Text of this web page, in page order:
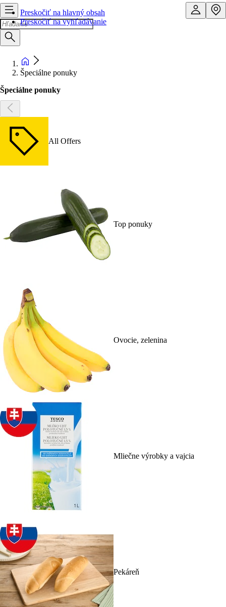
Preskočiť na hlavný obsah
Preskočiť na vyhľadávanie
Špeciálne ponuky
Špeciálne ponuky
All Offers
Top ponuky
Ovocie, zelenina
Mliečne výrobky a vajcia
Pekáreň